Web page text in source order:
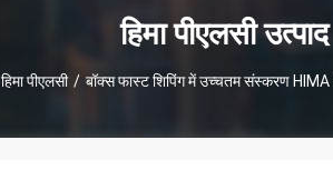
हिमा पीएलसी उत्पाद
हिमा पीएलसी / बॉक्स फास्ट शिपिंग में उच्चतम संस्करण